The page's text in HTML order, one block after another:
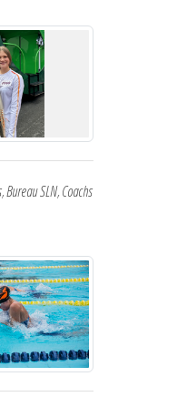
Bureau SLN Coachs